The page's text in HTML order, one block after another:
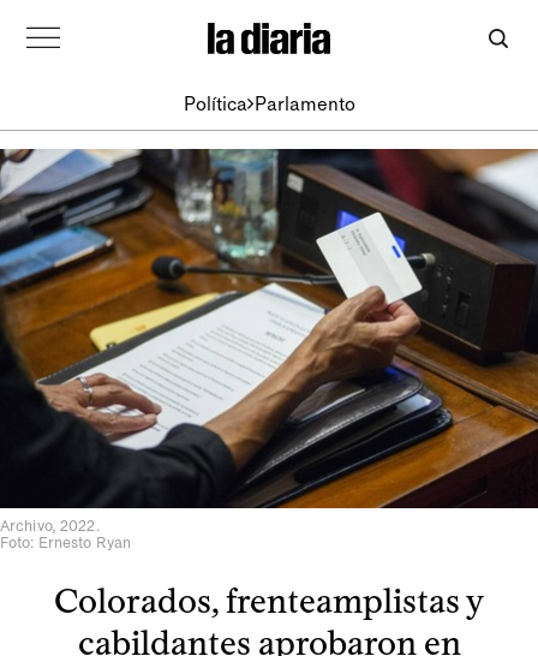
Política Parlamento
Archivo, 2022.
Foto: Ernesto Ryan
Colorados, frenteamplistas y
cabildantes aprobaron en